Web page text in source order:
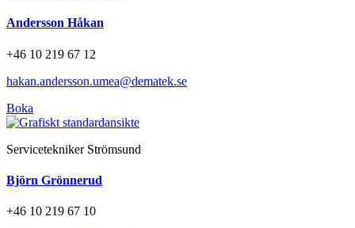
Andersson Håkan
+46 10 219 67 12
hakan.andersson.umea@dematek.se
Boka
Servicetekniker Strömsund
Björn Grönnerud
+46 10 219 67 10